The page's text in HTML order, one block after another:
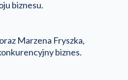
biznesu.
Marzena Fryszka,
biznes.